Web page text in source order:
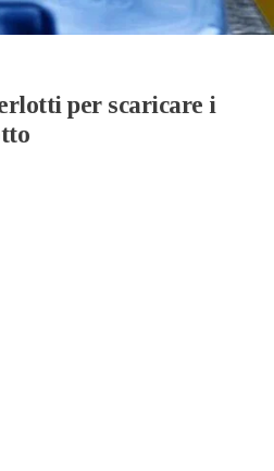
per scaricare i